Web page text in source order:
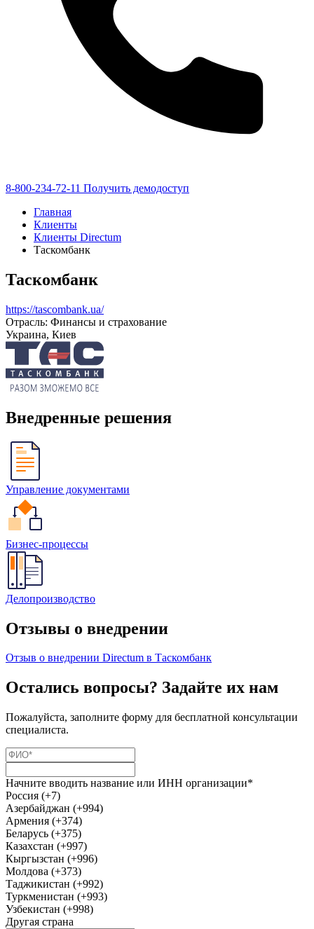
8-800-234-72-11 Получить демодоступ
Главная
Клиенты
Клиенты Directum
Таскомбанк
Таскомбанк
https://tascombank.ua/
Отрасль: Финансы и страхование
Украина, Киев
Внедренные решения
Управление документами
Бизнес-процессы
Делопроизводство
Отзывы о внедрении
Отзыв о внедрении Directum в Таскомбанк
Остались вопросы? Задайте их нам
Пожалуйста, заполните форму для бесплатной консультации
специалиста.
Начните вводить название или ИНН организации*
Россия (+7)
Азербайджан (+994)
Армения (+374)
Беларусь (+375)
Казахстан (+997)
Кыргызстан (+996)
Молдова (+373)
Таджикистан (+992)
Туркменистан (+993)
Узбекистан (+998)
Другая страна